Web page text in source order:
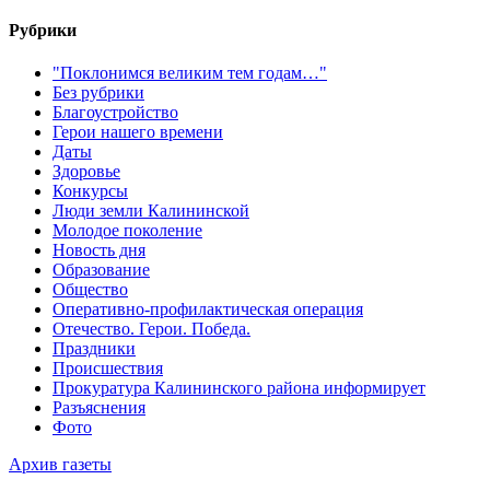
Рубрики
"Поклонимся великим тем годам…"
Без рубрики
Благоустройство
Герои нашего времени
Даты
Здоровье
Конкурсы
Люди земли Калининской
Молодое поколение
Новость дня
Образование
Общество
Оперативно-профилактическая операция
Отечество. Герои. Победа.
Праздники
Происшествия
Прокуратура Калининского района информирует
Разъяснения
Фото
Архив газеты